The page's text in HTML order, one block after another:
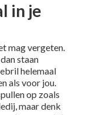
in je
mag vergeten.
staan
helemaal
als voor jou.
op zoals
maar denk